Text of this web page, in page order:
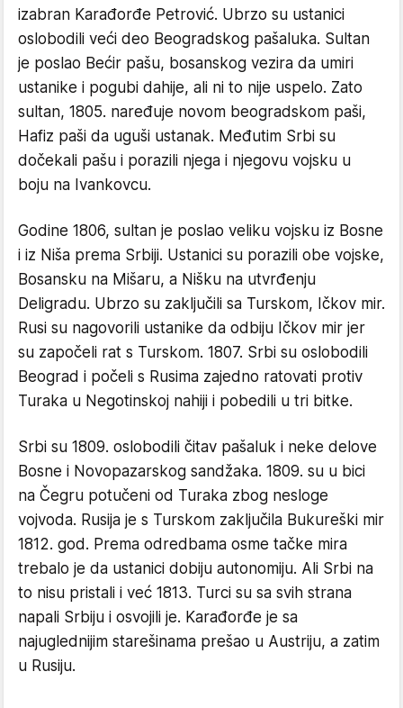
izabran Karađorđe Petrović. Ubrzo su ustanici
oslobodili veći deo Beogradskog pašaluka. Sultan
je poslao Bećir pašu, bosanskog vezira da umiri
ustanike i pogubi dahije, ali ni to nije uspelo. Zato
sultan, 1805. naređuje novom beogradskom paši,
Hafiz paši da uguši ustanak. Međutim Srbi su
dočekali pašu i porazili njega i njegovu vojsku u
boju na Ivankovcu.
Godine 1806, sultan je poslao veliku vojsku iz Bosne
i iz Niša prema Srbiji. Ustanici su porazili obe vojske,
Bosansku na Mišaru, a Nišku na utvrđenju
Deligradu. Ubrzo su zaključili sa Turskom, Ičkov mir.
Rusi su nagovorili ustanike da odbiju Ičkov mir jer
su započeli rat s Turskom. 1807. Srbi su oslobodili
Beograd i počeli s Rusima zajedno ratovati protiv
Turaka u Negotinskoj nahiji i pobedili u tri bitke.
Srbi su 1809. oslobodili čitav pašaluk i neke delove
Bosne i Novopazarskog sandžaka. 1809. su u bici
na Čegru potučeni od Turaka zbog nesloge
vojvoda. Rusija je s Turskom zaključila Bukureški mir
1812. god. Prema odredbama osme tačke mira
trebalo je da ustanici dobiju autonomiju. Ali Srbi na
to nisu pristali i već 1813. Turci su sa svih strana
napali Srbiju i osvojili je. Karađorđe je sa
najuglednijim starešinama prešao u Austriju, a zatim
u Rusiju.